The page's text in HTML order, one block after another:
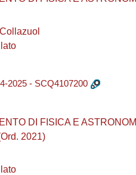
2025 - SCQ4107200
DI FISICA E
2021)